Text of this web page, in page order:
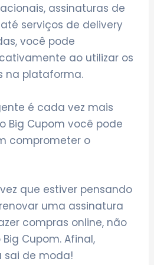
assinaturas de
serviços de delivery
você pode
ao utilizar os
na plataforma.
é cada vez mais
Big Cupom você pode
comprometer o
que estiver pensando
uma assinatura
compras online, não
Cupom. Afinal,
sai de moda!